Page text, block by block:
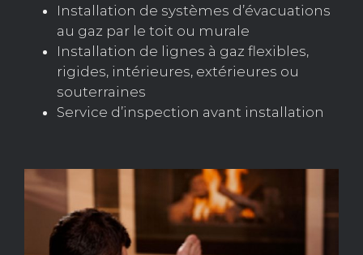
Installation de systèmes d’évacuations
au gaz par le toit ou murale
Installation de lignes à gaz flexibles,
rigides, intérieures, extérieures ou
souterraines
Service d’inspection avant installation